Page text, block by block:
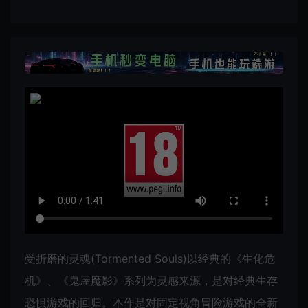
受折磨的灵魂(Tormented Souls)以经典的《生化危
机》、《鬼屋魔影》系列为灵感来源，是对经典生存
恐惧游戏的回归。本作是对固定视角冒险游戏的全新